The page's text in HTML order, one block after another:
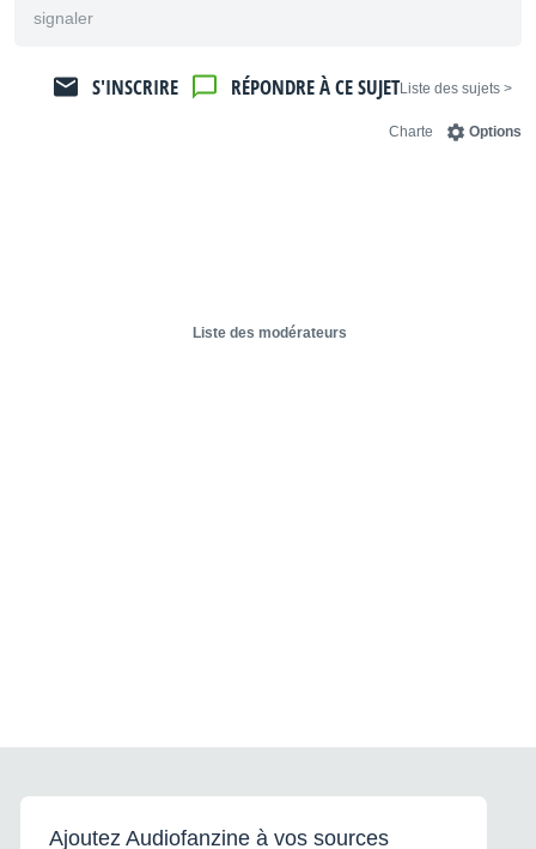
signaler
< Liste des sujets
RÉPONDRE À CE SUJET
S'INSCRIRE
Options
Charte
Liste des modérateurs
Ajoutez Audiofanzine à vos sources